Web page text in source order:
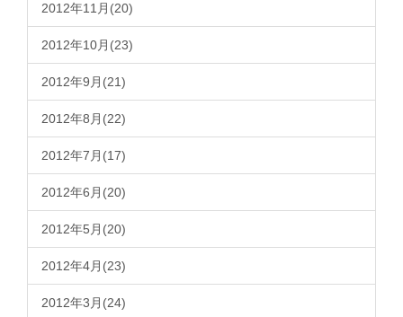
2012年11月(20)
2012年10月(23)
2012年9月(21)
2012年8月(22)
2012年7月(17)
2012年6月(20)
2012年5月(20)
2012年4月(23)
2012年3月(24)